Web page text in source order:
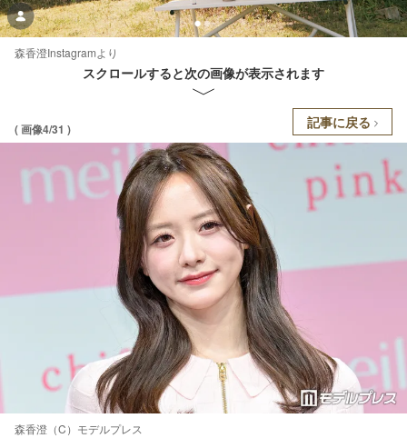
森香澄Instagramより
スクロールすると次の画像が表示されます
( 画像4/31 ) 記事に戻る
森香澄（C）モデルプレス